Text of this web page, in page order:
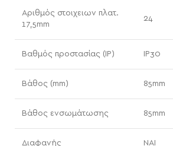
Αριθμός στοιχειων πλατ.
17,5mm
24
Βαθμός προστασίας (IP) IP30
Βάθος (mm) 85mm
Βάθος ενσωμάτωσης 85mm
Διαφανής ΝΑΙ